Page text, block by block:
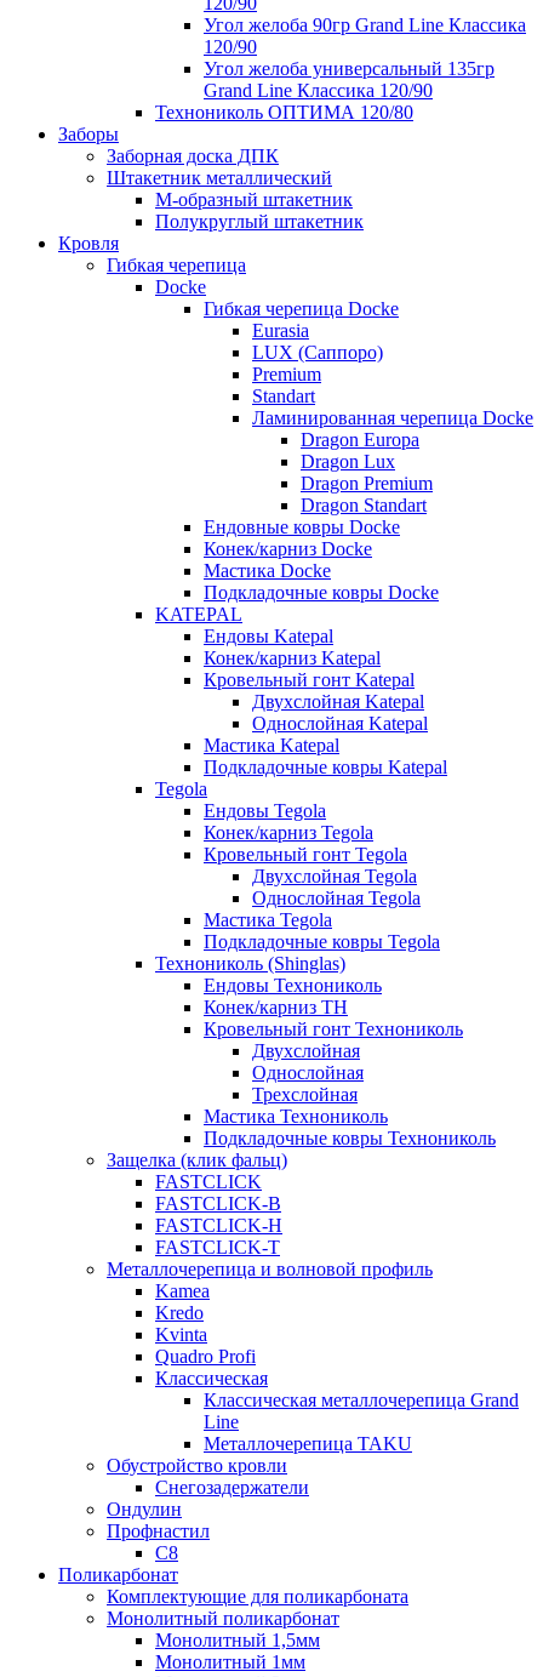
Угол желоба 90гр Grand Line Классика
120/90
Угол желоба универсальный 135гр
Grand Line Классика 120/90
Технониколь ОПТИМА 120/80
Заборы
Заборная доска ДПК
Штакетник металлический
М-образный штакетник
Полукруглый штакетник
Кровля
Гибкая черепица
Docke
Гибкая черепица Docke
Eurasia
LUX (Саппоро)
Premium
Standart
Ламинированная черепица Docke
Dragon Europa
Dragon Lux
Dragon Premium
Dragon Standart
Ендовные ковры Docke
Конек/карниз Docke
Мастика Docke
Подкладочные ковры Docke
KATEPAL
Ендовы Katepal
Конек/карниз Katepal
Кровельный гонт Katepal
Двухслойная Katepal
Однослойная Katepal
Мастика Katepal
Подкладочные ковры Katepal
Tegola
Ендовы Tegola
Конек/карниз Tegola
Кровельный гонт Tegola
Двухслойная Tegola
Однослойная Tegola
Мастика Tegola
Подкладочные ковры Tegola
Технониколь (Shinglas)
Ендовы Технониколь
Конек/карниз ТН
Кровельный гонт Технониколь
Двухслойная
Однослойная
Трехслойная
Мастика Технониколь
Подкладочные ковры Технониколь
Защелка (клик фальц)
FASTCLICK
FASTCLICK-B
FASTCLICK-H
FASTCLICK-T
Металлочерепица и волновой профиль
Kamea
Kredo
Kvinta
Quadro Profi
Классическая
Классическая металлочерепица Grand
Line
Металлочерепица TAKU
Обустройство кровли
Снегозадержатели
Ондулин
Профнастил
С8
Поликарбонат
Комплектующие для поликарбоната
Монолитный поликарбонат
Монолитный 1,5мм
Монолитный 1мм